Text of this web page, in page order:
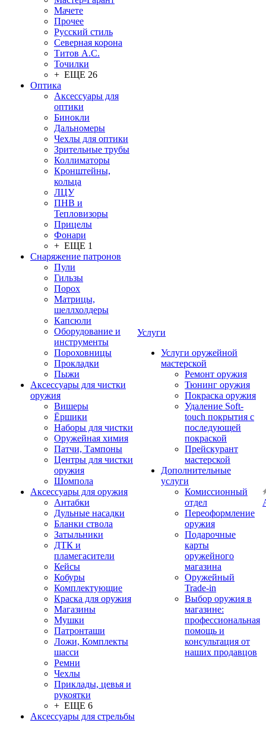
Мачете
Прочее
Русский стиль
Северная корона
Титов А.С.
Точилки
+ ЕЩЕ 26
Оптика
Аксессуары для
оптики
Бинокли
Дальномеры
Чехлы для оптики
Зрительные трубы
Коллиматоры
Кронштейны,
кольца
ЛЦУ
ПНВ и
Тепловизоры
Прицелы
Фонари
+ ЕЩЕ 1
Снаряжение патронов
Пули
Гильзы
Порох
Матрицы,
шеллхолдеры
Капсюли
Оборудование и
инструменты
Пороховницы
Прокладки
Пыжи
Аксессуары для чистки
оружия
Вишеры
Ёршики
Наборы для чистки
Оружейная химия
Патчи, Тампоны
Центры для чистки
оружия
Шомпола
Аксессуары для оружия
Антабки
Дульные насадки
Бланки ствола
Затыльники
ДТК и
пламегасители
Кейсы
Кобуры
Комплектующие
Краска для оружия
Магазины
Мушки
Патронташи
Ложи, Комплекты
шасси
Ремни
Чехлы
Приклады, цевья и
рукоятки
+ ЕЩЕ 6
Аксессуары для стрельбы
Услуги
Услуги оружейной
мастерской
Ремонт оружия
Тюнинг оружия
Покраска оружия
Удаление Soft-
touch покрытия с
последующей
покраской
Прейскурант
мастерской
Дополнительные
услуги
Комиссионный
отдел
Переоформление
оружия
Подарочные
карты
оружейного
магазина
Оружейный
Trade-in
Выбор оружия в
магазине:
профессиональная
помощь и
консультация от
наших продавцов